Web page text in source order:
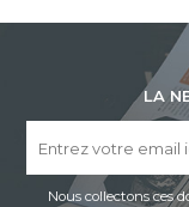
LA
Nous collectons ces